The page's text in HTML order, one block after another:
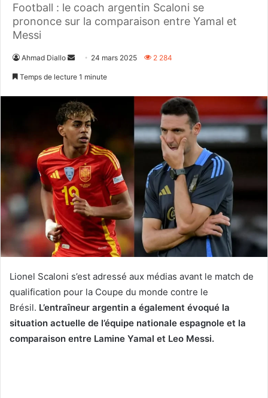
Football : le coach argentin Scaloni se
prononce sur la comparaison entre Yamal et
Messi
Ahmad Diallo
Envoyer24 mars 2025 2 284
Temps de lecture 1 minute
Lionel Scaloni s’est adressé aux médias avant le match de
qualification pour la Coupe du monde contre le
Brésil. L’entraîneur argentin a également évoqué la
situation actuelle de l’équipe nationale espagnole et la
comparaison entre Lamine Yamal et Leo Messi.